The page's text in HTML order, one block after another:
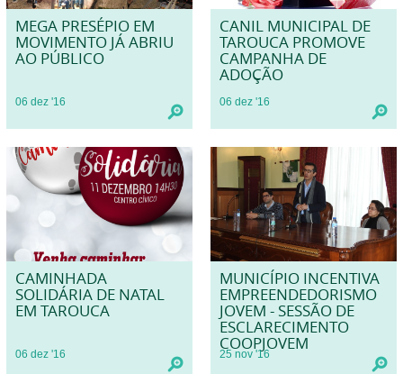
MEGA PRESÉPIO EM
MOVIMENTO JÁ ABRIU
AO PÚBLICO
06 dez '16
CANIL MUNICIPAL DE
TAROUCA PROMOVE
CAMPANHA DE
ADOÇÃO
06 dez '16
CAMINHADA
SOLIDÁRIA DE NATAL
EM TAROUCA
06 dez '16
MUNICÍPIO INCENTIVA
EMPREENDEDORISMO
JOVEM - SESSÃO DE
ESCLARECIMENTO
COOPJOVEM
25 nov '16